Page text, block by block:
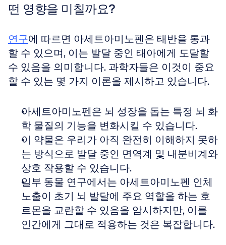
떤 영향을 미칠까요?
연구에 따르면 아세트아미노펜은 태반을 통과
할 수 있으며, 이는 발달 중인 태아에게 도달할
수 있음을 의미합니다. 과학자들은 이것이 중요
할 수 있는 몇 가지 이론을 제시하고 있습니다.
아세트아미노펜은 뇌 성장을 돕는 특정 뇌 화
학 물질의 기능을 변화시킬 수 있습니다.
이 약물은 우리가 아직 완전히 이해하지 못하
는 방식으로 발달 중인 면역계 및 내분비계와
상호 작용할 수 있습니다.
일부 동물 연구에서는 아세트아미노펜 인체
노출이 초기 뇌 발달에 주요 역할을 하는 호
르몬을 교란할 수 있음을 암시하지만, 이를
인간에게 그대로 적용하는 것은 복잡합니다.